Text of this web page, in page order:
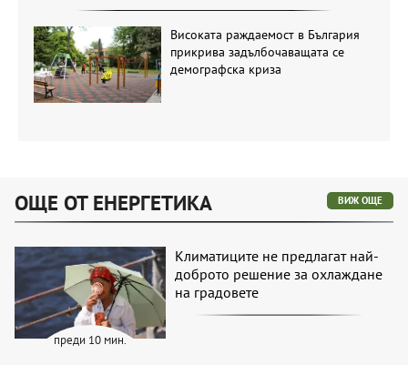
Високата раждаемост в България
прикрива задълбочаващата се
демографска криза
ОЩЕ ОТ ЕНЕРГЕТИКА ВИЖ ОЩЕ
преди 10 мин.
Климатиците не предлагат най-
доброто решение за охлаждане
на градовете